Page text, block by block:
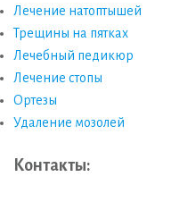
Лечение натоптышей
Трещины на пятках
Лечебный педикюр
Лечение стопы
Ортезы
Удаление мозолей
Контакты: